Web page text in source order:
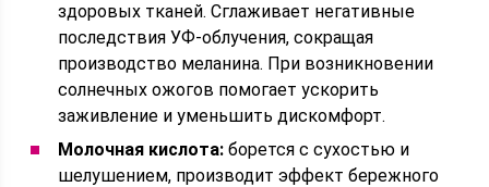
здоровых тканей. Сглаживает негативные
последствия УФ-облучения, сокращая
производство меланина. При возникновении
солнечных ожогов помогает ускорить
заживление и уменьшить дискомфорт.
Молочная кислота: борется с сухостью и
шелушением, производит эффект бережного